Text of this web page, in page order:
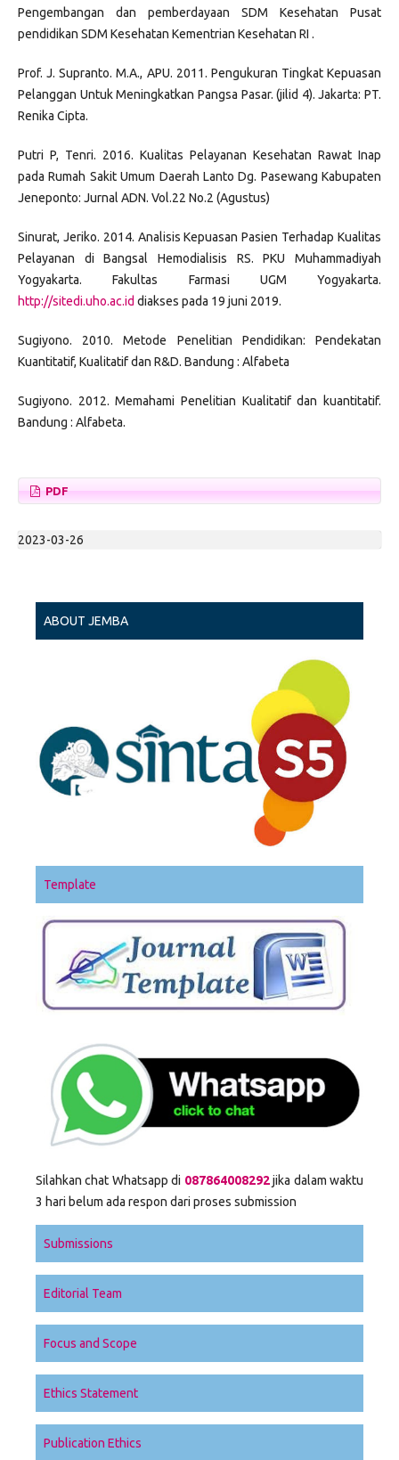
Pengembangan dan pemberdayaan SDM Kesehatan Pusat
pendidikan SDM Kesehatan Kementrian Kesehatan RI .
Prof. J. Supranto. M.A., APU. 2011. Pengukuran Tingkat Kepuasan
Pelanggan Untuk Meningkatkan Pangsa Pasar. (jilid 4). Jakarta: PT.
Renika Cipta.
Putri P, Tenri. 2016. Kualitas Pelayanan Kesehatan Rawat Inap
pada Rumah Sakit Umum Daerah Lanto Dg. Pasewang Kabupaten
Jeneponto: Jurnal ADN. Vol.22 No.2 (Agustus)
Sinurat, Jeriko. 2014. Analisis Kepuasan Pasien Terhadap Kualitas
Pelayanan di Bangsal Hemodialisis RS. PKU Muhammadiyah
Yogyakarta. Fakultas Farmasi UGM Yogyakarta.
http://sitedi.uho.ac.id diakses pada 19 juni 2019.
Sugiyono. 2010. Metode Penelitian Pendidikan: Pendekatan
Kuantitatif, Kualitatif dan R&D. Bandung : Alfabeta
Sugiyono. 2012. Memahami Penelitian Kualitatif dan kuantitatif.
Bandung : Alfabeta.
PDF
2023-03-26
ABOUT JEMBA
Template
Silahkan chat Whatsapp di 087864008292jika dalam waktu
3 hari belum ada respon dari proses submission
Submissions
Editorial Team
Focus and Scope
Ethics Statement
Publication Ethics